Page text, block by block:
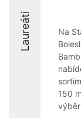
Laureáti
Na
150